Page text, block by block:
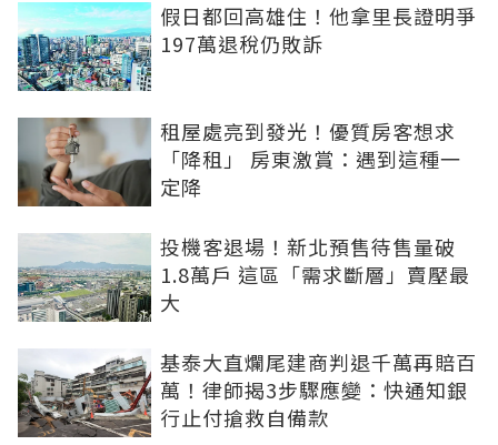
假日都回高雄住！他拿里長證明爭
197萬退稅仍敗訴
租屋處亮到發光！優質房客想求
「降租」 房東激賞：遇到這種一
定降
投機客退場！新北預售待售量破
1.8萬戶 這區「需求斷層」賣壓最
大
基泰大直爛尾建商判退千萬再賠百
萬！律師揭3步驟應變：快通知銀
行止付搶救自備款